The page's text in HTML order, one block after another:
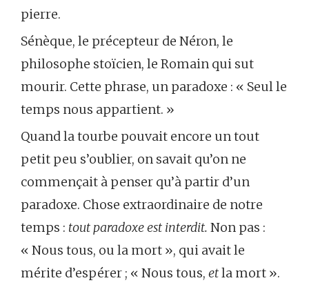
pierre.
Sénèque, le précepteur de Néron, le
philosophe stoïcien, le Romain qui sut
mourir. Cette phrase, un paradoxe : « Seul le
temps nous appartient. »
Quand la tourbe pouvait encore un tout
petit peu s’oublier, on savait qu’on ne
commençait à penser qu’à partir d’un
paradoxe. Chose extraordinaire de notre
temps : tout paradoxe est interdit. Non pas :
« Nous tous, ou la mort », qui avait le
mérite d’espérer ; « Nous tous, etla mort ».